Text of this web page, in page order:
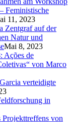
Feministische
11, 2023
Zentgraf auf der
Natur und
Mai 8, 2023
Ações de
von Marco
verteidigte
in
Projekttreffens von